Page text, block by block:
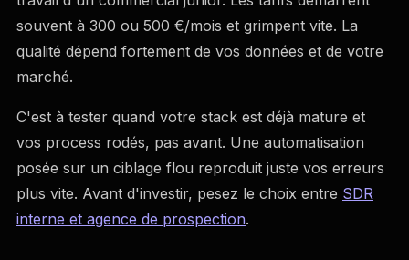
souvent à 300 ou 500 €/mois et grimpent vite. La
qualité dépend fortement de vos données et de votre
marché.
C'est à tester quand votre stack est déjà mature et
vos process rodés, pas avant. Une automatisation
posée sur un ciblage flou reproduit juste vos erreurs
plus vite. Avant d'investir, pesez le choix entre SDR
interne et agence de prospection.